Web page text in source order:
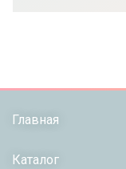
Главная
Каталог